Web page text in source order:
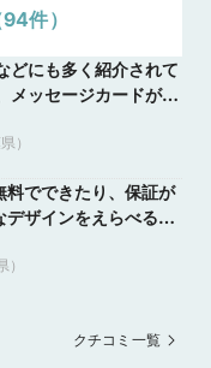
94件）
どにも多く紹介されて
メッセージカードが置
ージが書かれてい
り、隣があまり気に
みを伝えて、ストレー
って行き、店員さんの
、3〜4点くらいの試
。 そうして下さった
どれも良い！と迷う
終的に気に入ったデ
値段を手書きで記載し
）
料でできたり、保証が
ザインをえらべると
のサイズがたくさん
のあまりない指輪が
うな色々な種類から
）
クチコミ一覧